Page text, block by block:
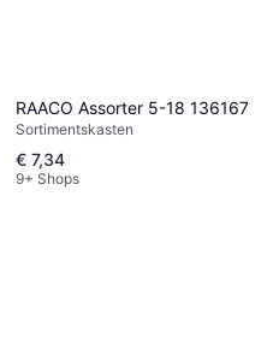
RAACO Assorter 5-18 136167
Sortimentskasten
€ 7,34
9+ Shops